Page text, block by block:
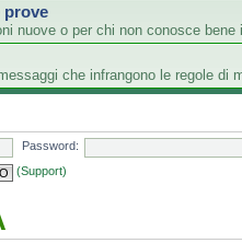
prove
nuove o per chi non conosce bene
che infrangono le regole di
Password:
(Support)